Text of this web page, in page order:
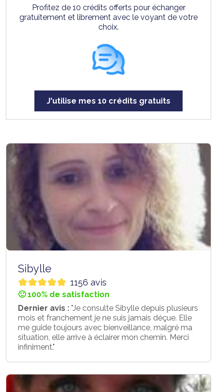
Profitez de 10 crédits offerts pour échanger
gratuitement et librement avec le voyant de votre
choix.
J'utilise mes 10 crédits gratuits
Sibylle
1156 avis
🙂 100% de satisfaction
Dernier avis : "Je consulte Sibylle depuis plusieurs
mois et franchement je ne suis jamais déçue. Elle
me guide toujours avec bienveillance, malgré ma
situation, elle arrive à éclairer mon chemin. Merci
infiniment."